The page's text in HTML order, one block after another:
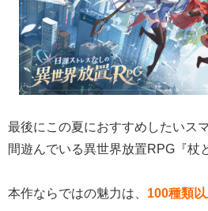
最後にこの夏におすすめしたいス
間遊んでいる異世界放置RPG『杖
本作ならではの魅力は、 100種類